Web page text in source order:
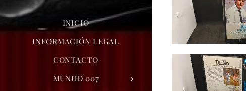
INICIO
INFORMACIÓN LEGAL
CONTACTO
MUNDO 007